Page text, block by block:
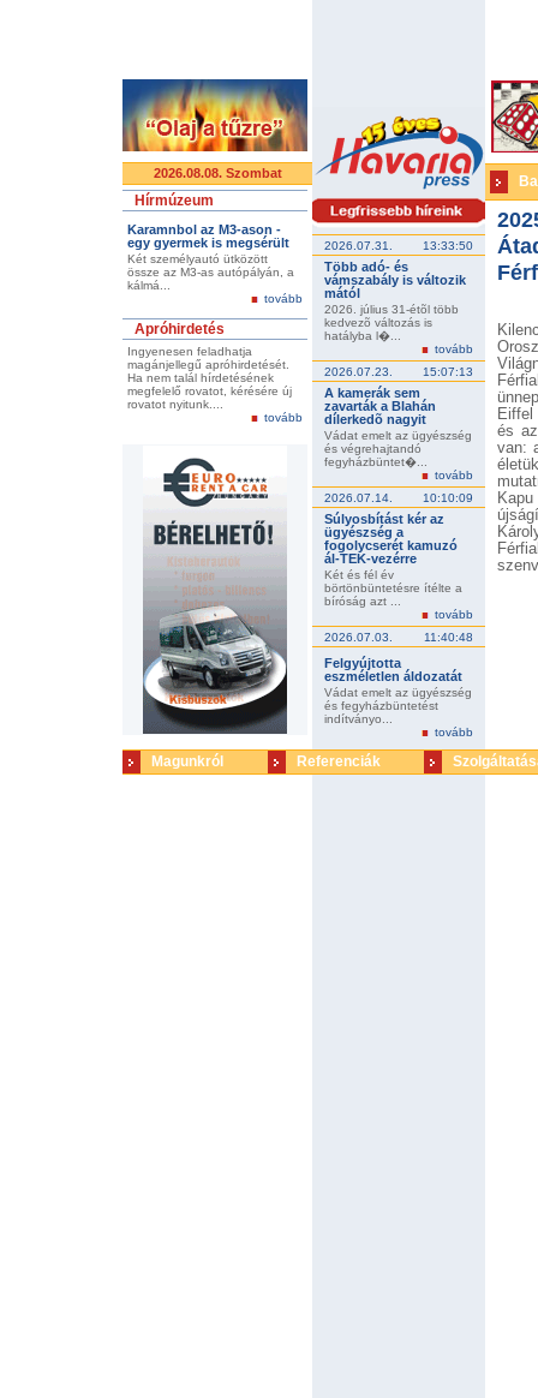
2026.08.08. Szombat
Hírmúzeum
Karamnbol az M3-ason -
egy gyermek is megsérült
Két személyautó ütközött
össze az M3-as autópályán, a
kálmá...
tovább
Apróhirdetés
Ingyenesen feladhatja
magánjellegű apróhirdetését.
Ha nem talál hírdetésének
megfelelő rovatot, kérésére új
rovatot nyitunk....
tovább
2026.07.31. 13:33:50
Több adó- és
vámszabály is változik
mától
2026. július 31-étõl több
kedvezõ változás is
hatályba l�...
tovább
2026.07.23.
15:07:13
A kamerák sem
zavarták a Blahán
dílerkedõ nagyit
Vádat emelt az ügyészség
és végrehajtandó
fegyházbüntet�...
tovább
2026.07.14.
10:10:09
Súlyosbítást kér az
ügyészség a
fogolycserét kamuzó
ál-TEK-vezérre
Két és fél év
börtönbüntetésre ítélte a
bíróság azt ...
tovább
2026.07.03.
11:40:48
Felgyújtotta
eszméletlen áldozatát
Vádat emelt az ügyészség
és fegyházbüntetést
indítványo...
tovább
Eiffel
és
van:
Magunkról Referenciák